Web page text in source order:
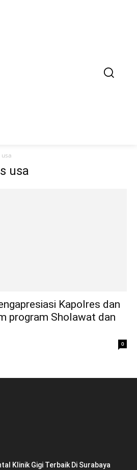
usa
usa
Kapolres dan
program Sholawat dan
0
Klinik Gigi Terbaik Di Surabaya